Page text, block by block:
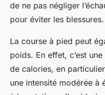
de ne pas négliger
pour éviter les blessures.
La course à pied peut
poids. En effet, c’est
de calories, en
une intensité modérée à